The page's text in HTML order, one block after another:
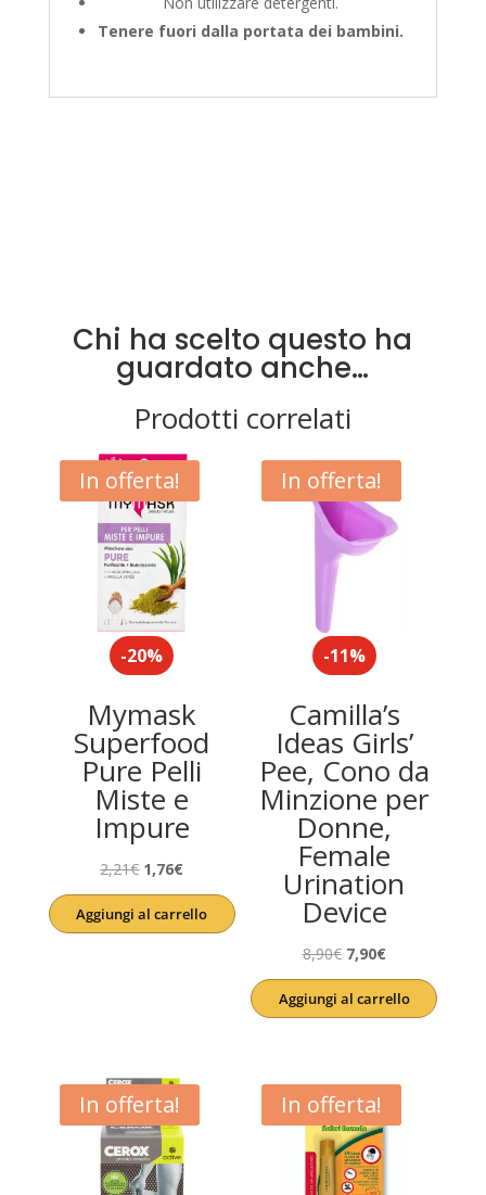
Tenere fuori dalla portata dei bambini.
Chi ha scelto questo ha
guardato anche…
Prodotti correlati
In offerta!
-20%
Mymask
Superfood
Pure Pelli
Miste e
Impure
2,21€ Il
prezzo
originale
1,76€Il
prezzo
attuale
Aggiungi al carrello
In offerta!
-11%
Camilla’s
Ideas Girls’
Pee, Cono da
Minzione per
Donne,
Female
Urination
Device
8,90€ Il
prezzo
originale
7,90€Il
prezzo
attuale
Aggiungi al carrello
In offerta! In offerta!